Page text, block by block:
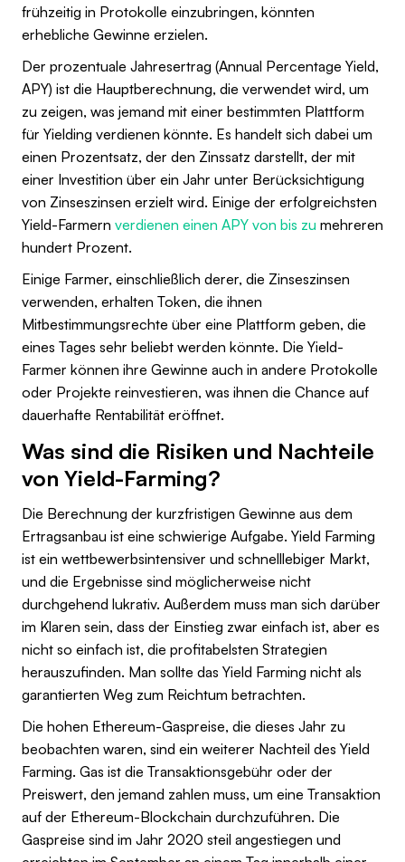
frühzeitig in Protokolle einzubringen, könnten
erhebliche Gewinne erzielen.
Der prozentuale Jahresertrag (Annual Percentage Yield,
APY) ist die Hauptberechnung, die verwendet wird, um
zu zeigen, was jemand mit einer bestimmten Plattform
für Yielding verdienen könnte. Es handelt sich dabei um
einen Prozentsatz, der den Zinssatz darstellt, der mit
einer Investition über ein Jahr unter Berücksichtigung
von Zinseszinsen erzielt wird. Einige der erfolgreichsten
Yield-Farmern verdienen einen APY von bis zu mehreren
hundert Prozent.
Einige Farmer, einschließlich derer, die Zinseszinsen
verwenden, erhalten Token, die ihnen
Mitbestimmungsrechte über eine Plattform geben, die
eines Tages sehr beliebt werden könnte. Die Yield-
Farmer können ihre Gewinne auch in andere Protokolle
oder Projekte reinvestieren, was ihnen die Chance auf
dauerhafte Rentabilität eröffnet.
Was sind die Risiken und Nachteile
von Yield-Farming?
Die Berechnung der kurzfristigen Gewinne aus dem
Ertragsanbau ist eine schwierige Aufgabe. Yield Farming
ist ein wettbewerbsintensiver und schnelllebiger Markt,
und die Ergebnisse sind möglicherweise nicht
durchgehend lukrativ. Außerdem muss man sich darüber
im Klaren sein, dass der Einstieg zwar einfach ist, aber es
nicht so einfach ist, die profitabelsten Strategien
herauszufinden. Man sollte das Yield Farming nicht als
garantierten Weg zum Reichtum betrachten.
Die hohen Ethereum-Gaspreise, die dieses Jahr zu
beobachten waren, sind ein weiterer Nachteil des Yield
Farming. Gas ist die Transaktionsgebühr oder der
Preiswert, den jemand zahlen muss, um eine Transaktion
auf der Ethereum-Blockchain durchzuführen. Die
Gaspreise sind im Jahr 2020 steil angestiegen und